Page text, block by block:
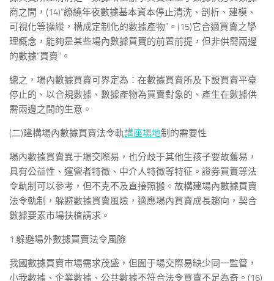
商之間，(14)“繚繞年夜數據基本資本停止清洗、剖析、建模、
可視化等操縱，構成定制化的數據產物”。(15)它合適買賣之學
理概念，能夠是某些場內數據買賣的前置前提，但非供需兩邊
的數據“買賣”。
總之，場內數據買賣可界定為：在數據買賣所及下設買賣平臺
停止的、以合規數據、數據產物為買賣對象的、產生在數據供
需兩邊之間的生意。
(二)建構場內數據買賣法令軌講座場地制的需要性
場內數據買賣異于場交際易，也分歧于其他生孩子要故舊易，
具有公益性、運營者特徵、中介人特徵等特征。證券買賣等法
令軌制可以參考，但不克不及直接照搬。故構建場內數據買賣
法令軌制，躲避數據買賣風險，適應場內買賣成長趨向，契合
數據要素市場扶植請求。
1.躲避場外數據買賣法令風險
我國數據買賣市場需求茂盛，但囿于場交際易缺少同一監管，
小我數據、企業數據、公共數據不符合法令買賣不足為奇。(16)